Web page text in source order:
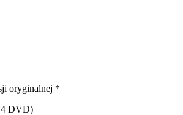
oryginalnej *
DVD)